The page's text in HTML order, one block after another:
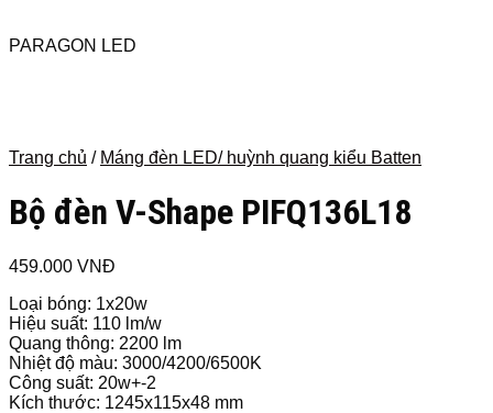
PARAGON LED
Trang chủ / Máng đèn LED/ huỳnh quang kiểu Batten
Bộ đèn V-Shape PIFQ136L18
459.000 VNĐ
Loại bóng: 1x20w
Hiệu suất: 110 lm/w
Quang thông: 2200 lm
Nhiệt độ màu: 3000/4200/6500K
Công suất: 20w+-2
Kích thước: 1245x115x48 mm